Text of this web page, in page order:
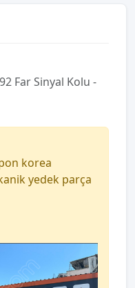
Far Sinyal Kolu -
korea
yedek parça